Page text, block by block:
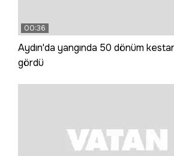
00:36
Aydın'da yangında 50 dönüm
gördü